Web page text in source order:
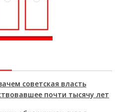
советская власть
почти тысячу лет